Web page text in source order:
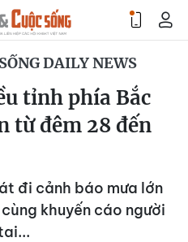
DAILY NEWS
tỉnh phía Bắc
từ đêm 28 đến
đi cảnh báo mưa lớn
khuyến cáo người